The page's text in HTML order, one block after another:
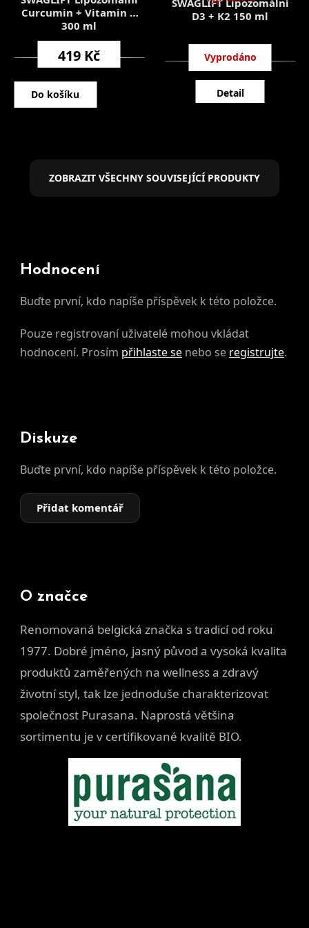
Curcumin + Vitamin C
300 ml
419 Kč
Do košíku
D3 + K2 150 ml
399 Kč
Detail
ZOBRAZIT VŠECHNY SOUVISEJÍCÍ PRODUKTY
Hodnocení
Buďte první, kdo napíše příspěvek k této položce.
Pouze registrovaní uživatelé mohou vkládat
hodnocení. Prosím přihlaste se nebo se registrujte.
Diskuze
Buďte první, kdo napíše příspěvek k této položce.
Přidat komentář
O značce
Renomovaná belgická značka s tradicí od roku
1977. Dobré jméno, jasný původ a vysoká kvalita
produktů zaměřených na wellness a zdravý
životní styl, tak lze jednoduše charakterizovat
společnost Purasana. Naprostá většina
sortimentu je v certifikované kvalitě BIO.